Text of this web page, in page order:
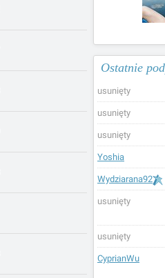
Ostatnie
usunięty
usunięty
usunięty
Yoshia
Wydziarana92
usunięty
usunięty
CyprianWu